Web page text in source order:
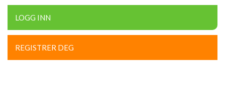
LOGG INN
REGISTRER DEG